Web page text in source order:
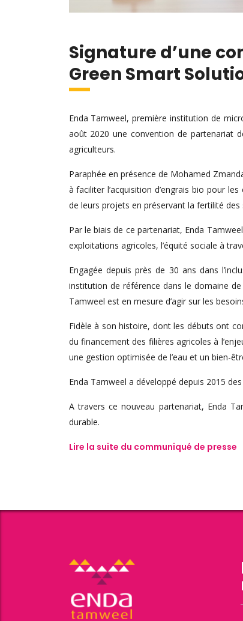
Signature d’une
Green Smart
Enda Tamweel, première institution de
août 2020 une convention de partenariat
agriculteurs.
Paraphée en présence de Mohamed
à faciliter l’acquisition d’engrais bio pour
de leurs projets en préservant la fertilité
Par le biais de ce partenariat, Enda
exploitations agricoles, l’équité sociale à
Engagée depuis près de 30 ans dans
institution de référence dans le domaine
Tamweel est en mesure d’agir sur les
Fidèle à son histoire, dont les débuts ont
du financement des filières agricoles à
une gestion optimisée de l’eau et un bien-
Enda Tamweel a développé depuis 2015
A travers ce nouveau partenariat, Enda
durable.
Lire la suite du communiqué de presse